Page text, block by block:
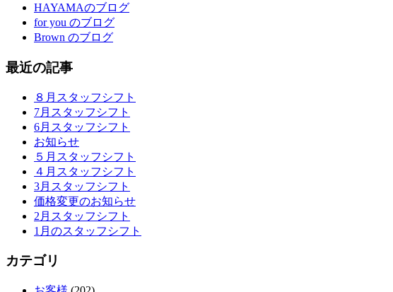
HAYAMAのブログ
for you のブログ
Brown のブログ
最近の記事
８月スタッフシフト
7月スタッフシフト
6月スタッフシフト
お知らせ
５月スタッフシフト
４月スタッフシフト
3月スタッフシフト
価格変更のお知らせ
2月スタッフシフト
1月のスタッフシフト
カテゴリ